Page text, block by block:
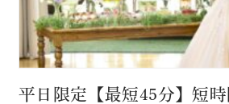
平日限定【最短45分】短